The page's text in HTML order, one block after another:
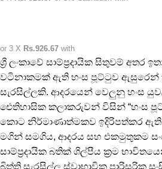
or 3 X Rs.926.67 with
ශ්‍රී ලංකාවේ සාම්ප්‍රදායික සිතුවම් අතර
වටිනාකමක් ඇති හංස පූට්ටුව ඇසුරෙන්
සැරසිල්ලකි. ආදරයෙන් වෙලුනු හංස
ඓතිහාසික කලාකරුවන් විසින් “හංස
කොට නිර්මාණාත්මකව ඉදිරිපත්කර
මගින් සමගිය, ආදරය සහ එකමුතුකම
සාම්ප්‍රදායික බතික් ශිල්පීය ක්‍රම
බිත්ති සැරසිල්ල ස්වාභාවික පාරිසරික